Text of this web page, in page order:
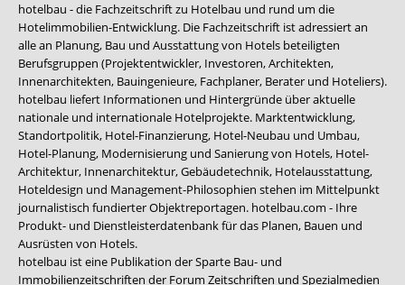
hotelbau - die Fachzeitschrift zu Hotelbau und rund um die
Hotelimmobilien-Entwicklung. Die Fachzeitschrift ist adressiert an
alle an Planung, Bau und Ausstattung von Hotels beteiligten
Berufsgruppen (Projektentwickler, Investoren, Architekten,
Innenarchitekten, Bauingenieure, Fachplaner, Berater und Hoteliers).
hotelbau liefert Informationen und Hintergründe über aktuelle
nationale und internationale Hotelprojekte. Marktentwicklung,
Standortpolitik, Hotel-Finanzierung, Hotel-Neubau und Umbau,
Hotel-Planung, Modernisierung und Sanierung von Hotels, Hotel-
Architektur, Innenarchitektur, Gebäudetechnik, Hotelausstattung,
Hoteldesign und Management-Philosophien stehen im Mittelpunkt
journalistisch fundierter Objektreportagen. hotelbau.com - Ihre
Produkt- und Dienstleisterdatenbank für das Planen, Bauen und
Ausrüsten von Hotels.
hotelbau ist eine Publikation der Sparte Bau- und
Immobilienzeitschriften der Forum Zeitschriften und Spezialmedien